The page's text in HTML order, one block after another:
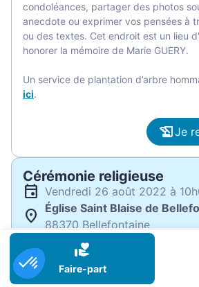
Faire-part
condoléances, partager des photos
anecdote ou exprimer vos pensées à
ou des textes. Cet endroit est un lieu
honorer la mémoire de Marie GUERY.
Un service de plantation d’arbre
ici.
Je
Cérémonie religieuse
vendredi 26 août 2022 à
Église Saint Blaise de
88370 Bellefontaine
Je